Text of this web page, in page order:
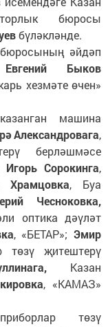
бюросы
бүләкләнде.
бюросының әйдәп
Евгений Быков
хезмәте өчен»
машина
Александровага,
берләшмәсе
Сорокинга,
Храмцовка, Буа
Чесноковка,
оптика дәүләт
, «БЕТАР»; Эмир
төзү җитештерү
Казан
, «КАМАЗ»
төзү